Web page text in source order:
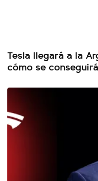
Tesla llegará a la
cómo se